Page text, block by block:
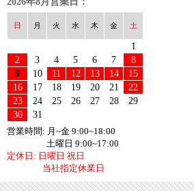
日 月 火 水 木 金 土
1
2
3 4 5 6 7
8
9
10 11 12 13 14
15
16
17 18 19 20 21
22
23
24 25 26 27 28
29
30
31
営業時間: 月~金 9:00~18:00
土曜日 9:00~17:00
定休日: 日曜日 祝日
当社指定休業日